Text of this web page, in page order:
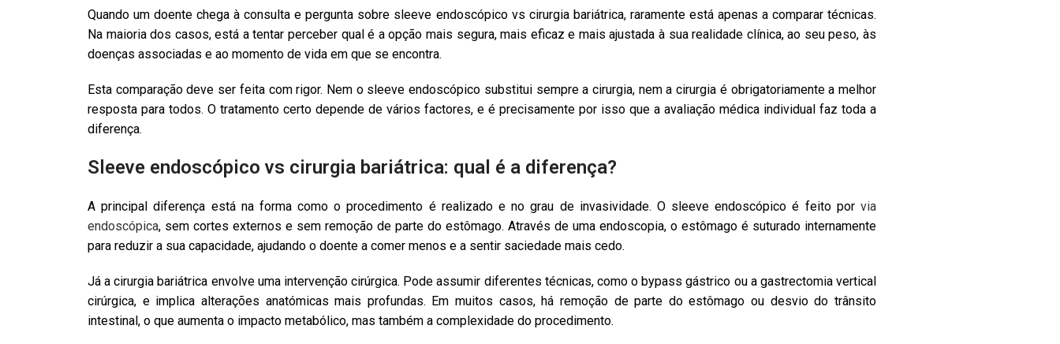
Quando um doente chega à consulta e pergunta sobre sleeve endoscópico vs cirurgia bariátrica, raramente está apenas a comparar técnicas.
Na maioria dos casos, está a tentar perceber qual é a opção mais segura, mais eficaz e mais ajustada à sua realidade clínica, ao seu peso, às
doenças associadas e ao momento de vida em que se encontra.
Esta comparação deve ser feita com rigor. Nem o sleeve endoscópico substitui sempre a cirurgia, nem a cirurgia é obrigatoriamente a melhor
resposta para todos. O tratamento certo depende de vários factores, e é precisamente por isso que a avaliação médica individual faz toda a
diferença.
Sleeve endoscópico vs cirurgia bariátrica: qual é a diferença?
A principal diferença está na forma como o procedimento é realizado e no grau de invasividade. O sleeve endoscópico é feito por via
endoscópica, sem cortes externos e sem remoção de parte do estômago. Através de uma endoscopia, o estômago é suturado internamente
para reduzir a sua capacidade, ajudando o doente a comer menos e a sentir saciedade mais cedo.
Já a cirurgia bariátrica envolve uma intervenção cirúrgica. Pode assumir diferentes técnicas, como o bypass gástrico ou a gastrectomia vertical
cirúrgica, e implica alterações anatómicas mais profundas. Em muitos casos, há remoção de parte do estômago ou desvio do trânsito
intestinal, o que aumenta o impacto metabólico, mas também a complexidade do procedimento.